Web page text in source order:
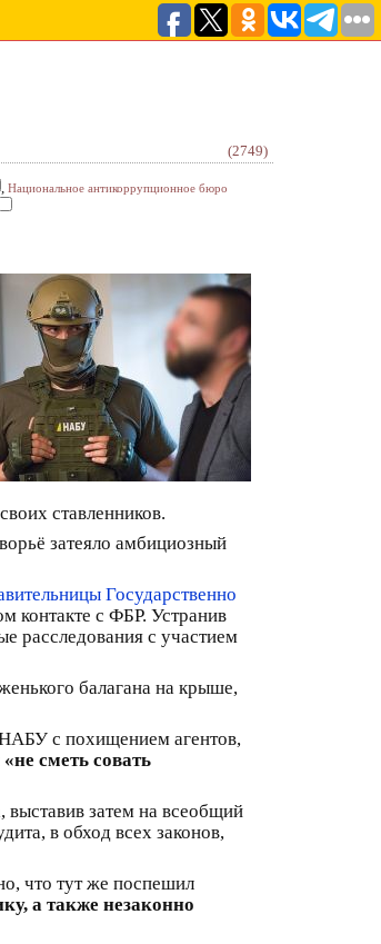
(2749)
, Национальное антикоррупционное бюро
ставленников.
затеяло амбициозный
Государственно
контакте с ФБР. Устранив
расследования с участием
балагана на крыше,
с похищением агентов,
«не сметь совать
выставив затем на всеобщий
в обход всех законов,
что тут же поспешил
а также незаконно